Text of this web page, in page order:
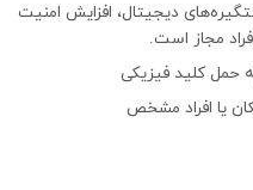
دیجیتال، افزایش امنیت
مجاز است.
حمل کلید فیزیکی
یا افراد مشخص